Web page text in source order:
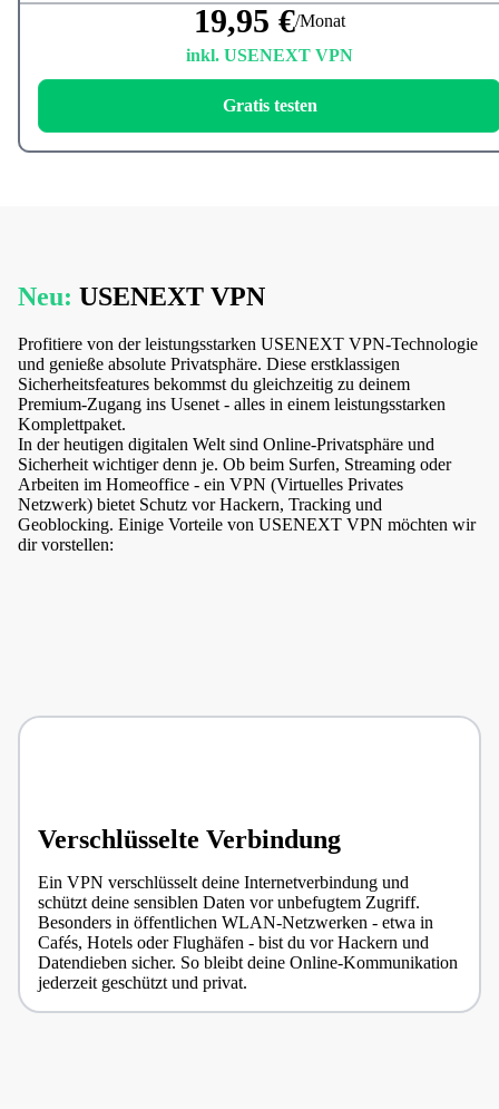
19,95 €/Monat
inkl. USENEXT VPN
Gratis testen
Neu: USENEXT VPN
Profitiere von der leistungsstarken USENEXT VPN-Technologie
und genieße absolute Privatsphäre. Diese erstklassigen
Sicherheitsfeatures bekommst du gleichzeitig zu deinem
Premium-Zugang ins Usenet - alles in einem leistungsstarken
Komplettpaket.
In der heutigen digitalen Welt sind Online-Privatsphäre und
Sicherheit wichtiger denn je. Ob beim Surfen, Streaming oder
Arbeiten im Homeoffice - ein VPN (Virtuelles Privates
Netzwerk) bietet Schutz vor Hackern, Tracking und
Geoblocking. Einige Vorteile von USENEXT VPN möchten wir
dir vorstellen:
Verschlüsselte Verbindung
Ein VPN verschlüsselt deine Internetverbindung und
schützt deine sensiblen Daten vor unbefugtem Zugriff.
Besonders in öffentlichen WLAN-Netzwerken - etwa in
Cafés, Hotels oder Flughäfen - bist du vor Hackern und
Datendieben sicher. So bleibt deine Online-Kommunikation
jederzeit geschützt und privat.